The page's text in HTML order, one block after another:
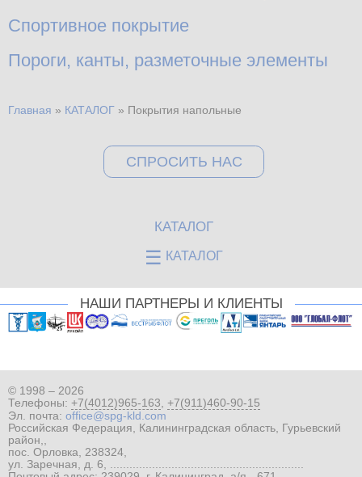
Спортивное покрытие
Пороги, канты, разметочные элементы
Главная » КАТАЛОГ » Покрытия напольные
СПРОСИТЬ НАС
КАТАЛОГ
☰ КАТАЛОГ
НАШИ ПАРТНЕРЫ И КЛИЕНТЫ
© 1998 – 2026
Телефоны: +7(4012)965-163, +7(911)460-90-15
Эл. почта: office@spg-kld.com
Российская Федерация, Калининградская область, Гурьевский
район,,
пос. Орловка, 238324,
ул. Заречная, д. 6, ............................................................